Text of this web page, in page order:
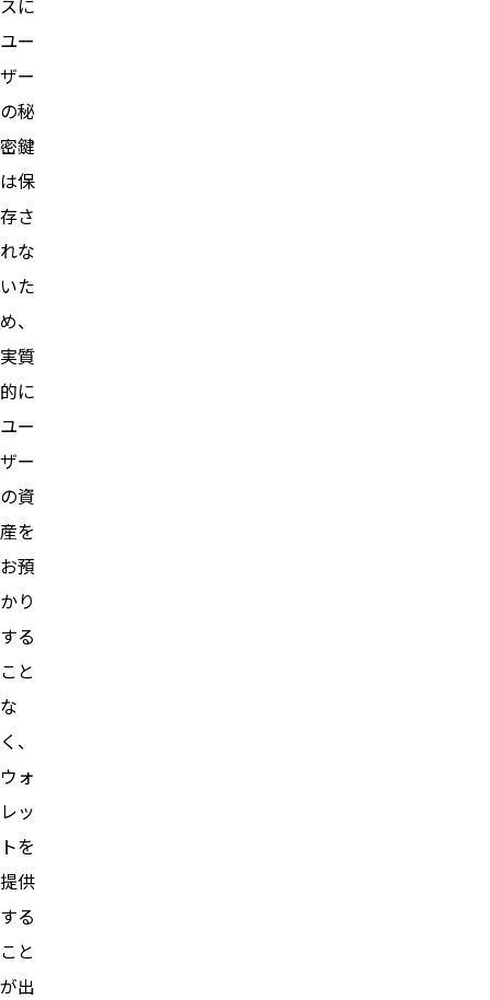
スに
ユー
ザー
の秘
密鍵
は保
存さ
れな
いた
め、
実質
的に
ユー
ザー
の資
産を
お預
かり
する
こと
な
く、
ウォ
レッ
トを
提供
する
こと
が出